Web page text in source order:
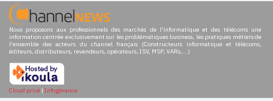
Nous proposons aux professionnels des marchés de l'informatique et des télécoms une
information centrée exclusivement sur les problématiques business, les pratiques métiers de
l'ensemble des acteurs du channel français (Constructeurs informatique et télécoms,
éditeurs, distributeurs, revendeurs, opérateurs, ISV, MSP, VARs,...)
Cloud privé | Infogérance